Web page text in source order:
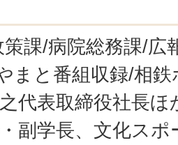
課/病院総務課/広
まと番組収録/相
代表取締役社長
副学長、文化スポ